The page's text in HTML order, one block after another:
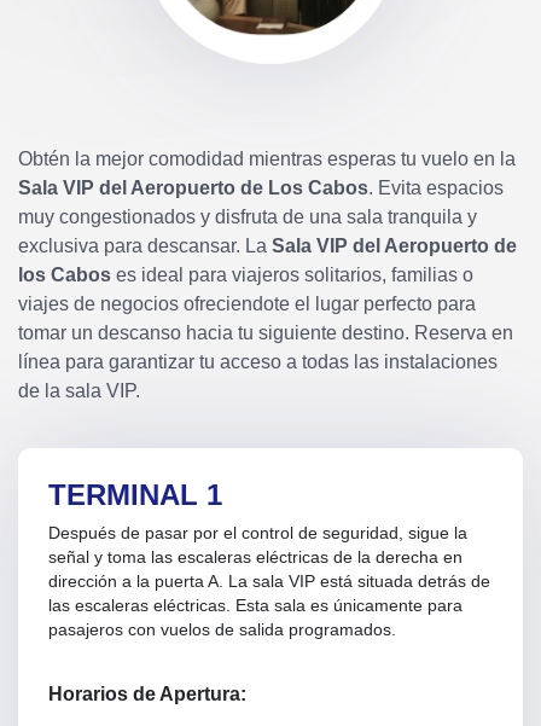
Obtén la mejor comodidad mientras esperas tu vuelo en la
Sala VIP del Aeropuerto de Los Cabos. Evita espacios
muy congestionados y disfruta de una sala tranquila y
exclusiva para descansar. La Sala VIP del Aeropuerto de
los Cabos es ideal para viajeros solitarios, familias o
viajes de negocios ofreciendote el lugar perfecto para
tomar un descanso hacia tu siguiente destino. Reserva en
línea para garantizar tu acceso a todas las instalaciones
de la sala VIP.
TERMINAL 1
Después de pasar por el control de seguridad, sigue la
señal y toma las escaleras eléctricas de la derecha en
dirección a la puerta A. La sala VIP está situada detrás de
las escaleras eléctricas. Esta sala es únicamente para
pasajeros con vuelos de salida programados.
Horarios de Apertura: